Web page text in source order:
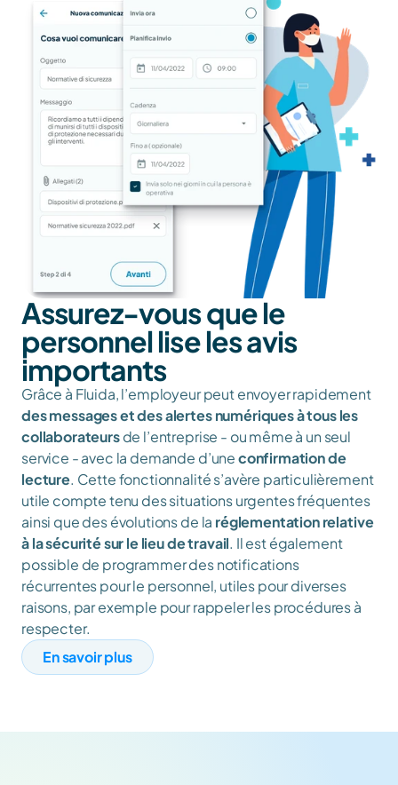
Assurez-vous que le
personnel lise les avis
importants
Grâce à Fluida, l’employeur peut envoyer rapidement
des messages et des alertes numériques à tous les
collaborateurs de l’entreprise - ou même à un seul
service - avec la demande d’une confirmation de
lecture. Cette fonctionnalité s’avère particulièrement
utile compte tenu des situations urgentes fréquentes
ainsi que des évolutions de la réglementation relative
à la sécurité sur le lieu de travail. Il est également
possible de programmer des notifications
récurrentes pour le personnel, utiles pour diverses
raisons, par exemple pour rappeler les procédures à
respecter.
En savoir plus